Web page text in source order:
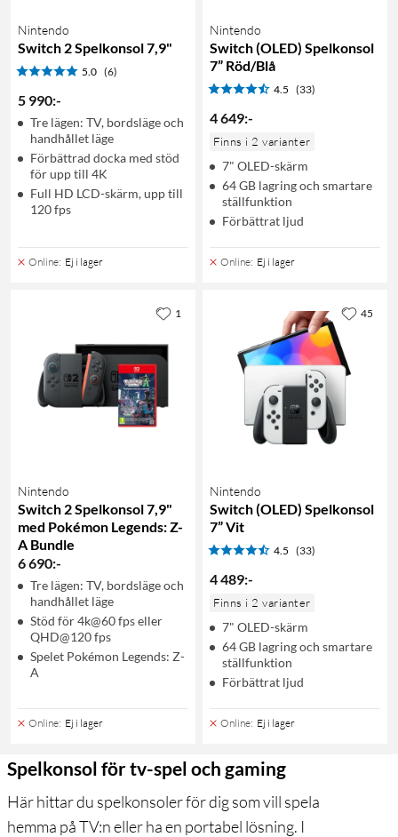
Nintendo
Switch 2 Spelkonsol 7,9"
5.0 (6)
5 990:-
Tre lägen: TV, bordsläge och
handhållet läge
Förbättrad docka med stöd
för upp till 4K
Full HD LCD-skärm, upp till
120 fps
Online: Ej i lager
Nintendo
Switch (OLED) Spelkonsol
7” Röd/Blå
4.5 (33)
4 649:-
Finns i 2 varianter
7" OLED-skärm
64 GB lagring och smartare
ställfunktion
Förbättrat ljud
Online: Ej i lager
Nintendo
Switch 2 Spelkonsol 7,9"
med Pokémon Legends: Z-
A Bundle
6 690:-
Tre lägen: TV, bordsläge och
handhållet läge
Stöd för 4k@60 fps eller
QHD@120 fps
Spelet Pokémon Legends: Z-
A
Online: Ej i lager
1
Nintendo
Switch (OLED) Spelkonsol
7” Vit
4.5 (33)
4 489:-
Finns i 2 varianter
7" OLED-skärm
64 GB lagring och smartare
ställfunktion
Förbättrat ljud
Online: Ej i lager
45
Spelkonsol för tv-spel och gaming
Här hittar du spelkonsoler för dig som vill spela
hemma på TV:n eller ha en portabel lösning. I